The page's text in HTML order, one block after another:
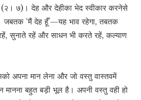
(२। ७)। देह और देहीका भेद स्वीकार करनेसे
जबतक ‘मैं देह हूँ’—यह भाव रहेगा, तबतक
सुनाते रहें और साधन भी करते रहें, कल्याण
अपना मान लेना और जो वस्तु वास्तवमें
मानना बहुत बड़ी भूल है। अपनी वस्तु वही हो